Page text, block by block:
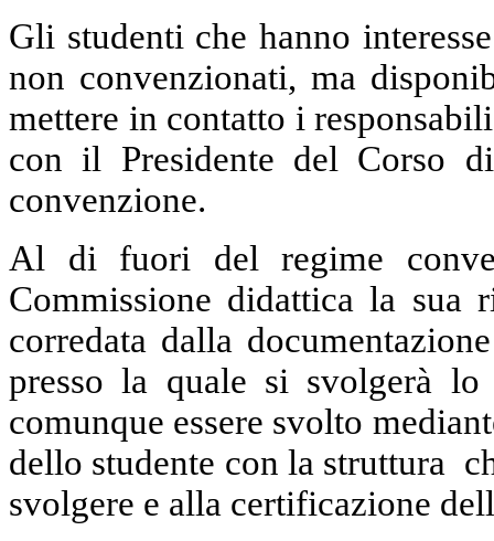
Gli studenti che hanno
non convenzionati, ma
mettere in contatto i
con il Presidente del Corso
convenzione.
Al di fuori del regime
Commissione didattica la sua
corredata dalla
presso la quale si svolgerà lo
comunque essere svolto
dello studente con la struttura
svolgere e alla certificazione